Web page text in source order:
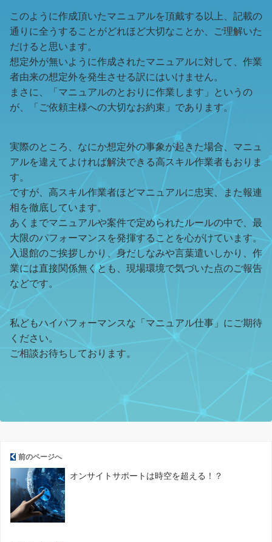
このように作成頂いたマニュアルを頂戴する以上、記載の
通りに全うすることがどれほど大切なことか、ご理解いた
だけると思います。
想定外が無いように作成されたマニュアルに対して、作業
者由来の想定外を発生させる訳にはいけません。
まさに、「マニュアルのとおりに作業します」というの
が、「ご依頼主様への大切なお約束」であります。
実際のところ、なにか想定外の事象が起きた場合、マニュ
アルを違えてよければ解決できる高スキル作業者もおりま
す。
ですが、高スキル作業者ほどマニュアルに忠実、また報連
相を徹底しています。
あくまでマニュアルや案件で定められたルールの中で、最
大限のパフォーマンスを発揮することを心がけています。
入退館のご挨拶しかり、身だしなみや言葉遣いしかり、作
業には直接関係無くとも、現場環境で気づいた点のご報告
などです。
私どもハイパフォーマンスな「マニュアル仕事」にご期待
ください。
ご相談お待ちしております。
前のページへ
オンサイトサポートは時空を超える！？